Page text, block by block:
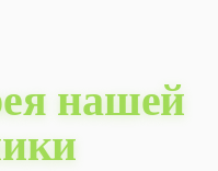
нашей